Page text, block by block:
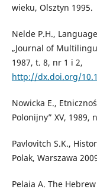
wieku, Olsztyn 1995.
Nelde P.H.,
„Journal of
1987, t. 8, nr 1 i 2,
http://dx.doi.org/
Nowicka E.,
Polonijny” XV, 1989,
Pavlovitch S.K.,
Polak, Warszawa
Pelaia A. The